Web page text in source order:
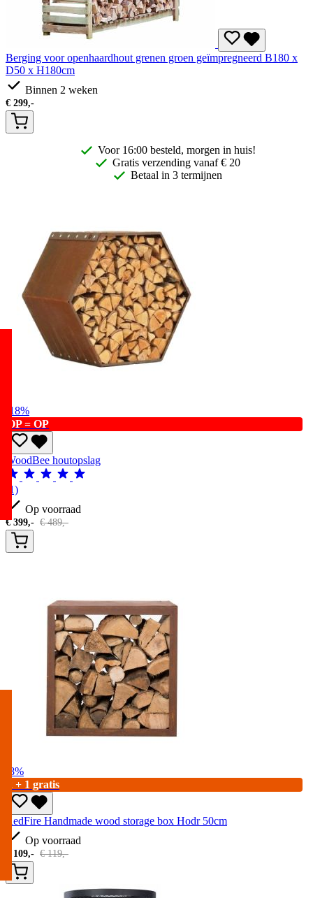
Berging voor openhaardhout grenen groen geïmpregneerd B180 x
D50 x H180cm
Binnen 2 weken
€ 299,-
Voor 16:00 besteld, morgen in huis!
Gratis verzending vanaf € 20
Betaal in 3 termijnen
-18%
OP = OP
WoodBee houtopslag
(1)
Op voorraad
€399,- €489,-
-8%
2 + 1 gratis
RedFire Handmade wood storage box Hodr 50cm
Op voorraad
109,- €119,-